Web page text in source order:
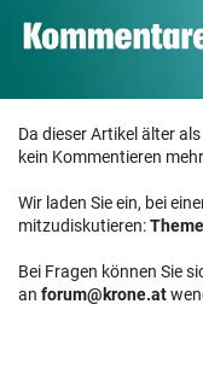
Da dieser Artikel älter
kein Kommentieren
Wir laden Sie ein, bei
mitzudiskutieren:
Bei Fragen können Sie
an forum@krone.at